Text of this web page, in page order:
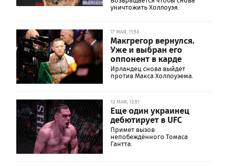
уничтожить Холлоуэя.
17 МАЯ, 11:53
Макгрегор вернулся.
Уже и выбран его
оппонент в карде
Ирландец снова выйдет
против Макса Холлоуэема.
13 МАЯ, 13:51
Еще один украинец
дебютирует в UFC
Примет вызов
непобеждённого Томаса
Гантта.